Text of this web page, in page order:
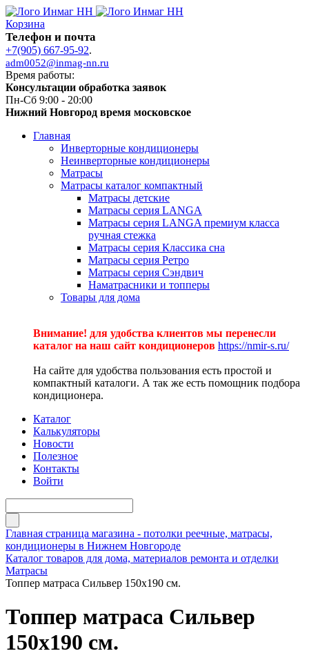
Корзина
Телефон и почта
+7(905) 667-95-92.
adm0052@inmag-nn.ru
Время работы:
Консультации обработка заявок
Пн-Сб 9:00 - 20:00
Нижний Новгород время московское
Главная
Инверторные кондиционеры
Неинверторные кондиционеры
Матрасы
Матрасы каталог компактный
Матрасы детские
Матрасы серия LANGA
Матрасы серия LANGA премиум класса
ручная стежка
Матрасы серия Классика сна
Матрасы серия Ретро
Матрасы серия Сэндвич
Наматрасники и топперы
Товары для дома
Внимание! для удобства клиентов мы перенесли
каталог на наш сайт кондиционеров https://nmir-s.ru/
На сайте для удобства пользования есть простой и
компактный каталоги. А так же есть помощник подбора
кондиционера.
Каталог
Калькуляторы
Новости
Полезное
Контакты
Войти
Главная страница магазина - потолки реечные, матрасы,
кондиционеры в Нижнем Новгороде
Каталог товаров для дома, материалов ремонта и отделки
Матрасы
Топпер матраса Сильвер 150х190 см.
Топпер матраса Сильвер
150х190 см.